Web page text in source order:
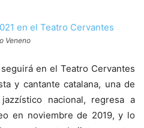
Veneno
seguirá en el Teatro Cervantes
y cantante catalana, una de
nacional, regresa a
en noviembre de 2019, y lo